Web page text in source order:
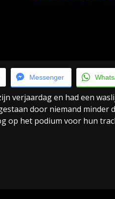
Messenger
verjaardag en had een
door niemand minder
op het podium voor hun